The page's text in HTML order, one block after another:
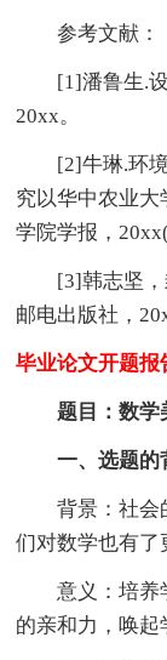
参考文献：
[1]潘鲁生.
20xx。
[2]牛琳.环
究以华中农业大
学院学报，
[3]韩志坚
邮电出版社，
毕业论文开题报
题目：数学
一、选题的
背景：社会
们对数学也有了
意义：培养
的亲和力，唤起